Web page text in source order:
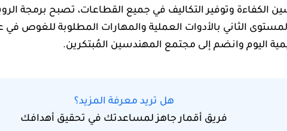
الكفاءة وتوفير التكاليف في جميع القطاعات، تصبح برمجة
الثاني بالأدوات العملية والمهارات المطلوبة للغوص في
اليوم وانضم إلى مجتمع المهندسين المُبتكرين.
هل تريد معرفة المزيد؟
فريق أقمار جاهز لمساعدتك في تحقيق أهدافك